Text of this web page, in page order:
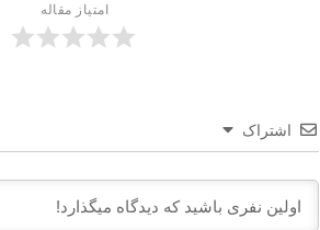
امتیاز مقاله
اشتراک